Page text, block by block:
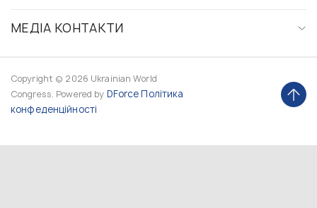
МЕДІА КОНТАКТИ
Copyright © 2026 Ukrainian World
Congress. Powered by DForceПолітика
конфеденційності